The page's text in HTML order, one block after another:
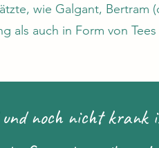
wie Galgant, Bertram
als auch in Form von
noch nicht krank